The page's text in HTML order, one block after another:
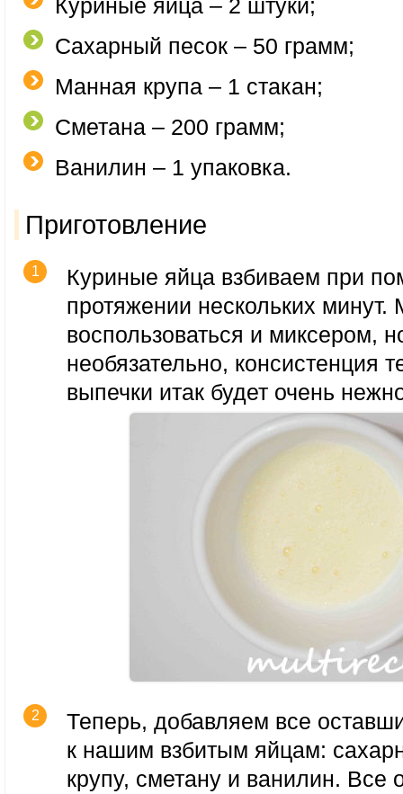
Куриные яйца – 2 штуки;
Сахарный песок – 50 грамм;
Манная крупа – 1 стакан;
Сметана – 200 грамм;
Ванилин – 1 упаковка.
Приготовление
Куриные яйца взбиваем при
протяжении нескольких
воспользоваться и миксером,
необязательно, консистенция
выпечки итак будет очень
Теперь, добавляем все
к нашим взбитым яйцам:
крупу, сметану и ванилин. Все